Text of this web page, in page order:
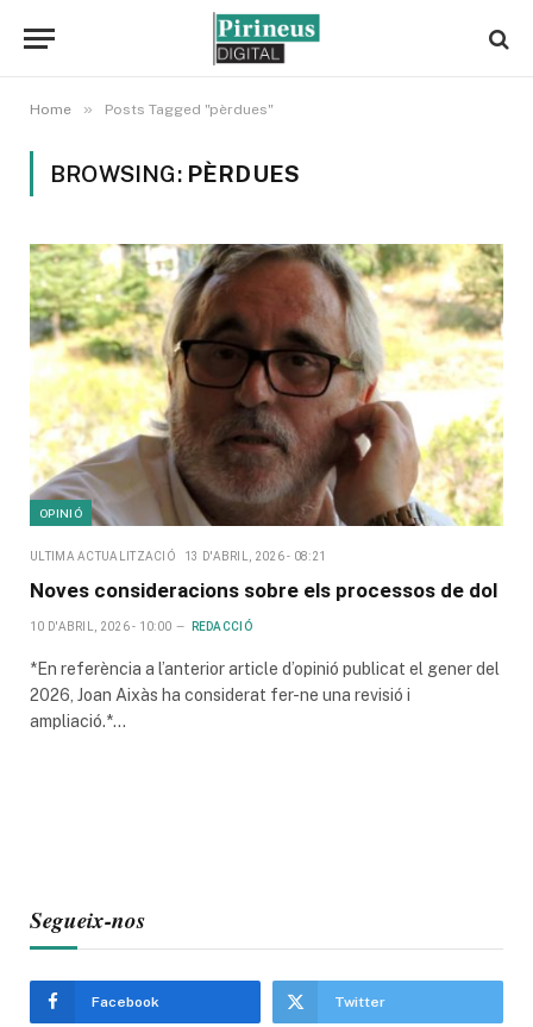
Home » Posts Tagged "pèrdues"
BROWSING: PÈRDUES
OPINIÓ
ULTIMA ACTUALITZACIÓ 13 D'ABRIL, 2026 - 08:21
Noves consideracions sobre els processos de dol
10 D'ABRIL, 2026 - 10:00 REDACCIÓ
*En referència a l’anterior article d’opinió publicat el gener del
2026, Joan Aixàs ha considerat fer-ne una revisió i
ampliació.*…
Segueix-nos
Facebook Twitter